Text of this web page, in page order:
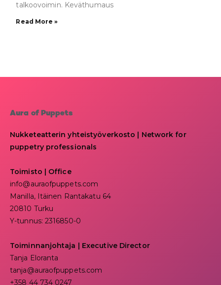
talkoovoimin. Keväthumaus
Read More »
Aura of Puppets
Nukketeatterin yhteistyöverkosto | Network for
puppetry professionals
Toimisto | Office
info@auraofpuppets.com
Manilla, Itäinen Rantakatu 64
20810 Turku
Y-tunnus: 2316850-0
Toiminnanjohtaja | Executive Director
Tanja Eloranta
tanja@auraofpuppets.com
+358 44 734 0247